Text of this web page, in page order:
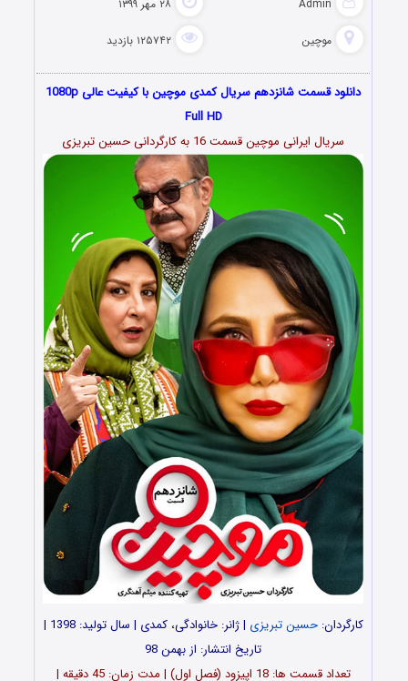
Admin ۲۸ مهر ۱۳۹۹
موچین ۱۲۵۷۴۲ بازدید
دانلود قسمت شانزدهم سریال کمدی موچین با کیفیت عالی 1080p
Full HD
سریال ایرانی موچین قسمت 16 به کارگردانی حسین تبریزی
کارگردان:حسین تبریزی
| ژانر: خانوادگی، کمدی | سال تولید: 1398 |
تاریخ انتشار: از بهمن 98
تعداد قسمت ها: 18 اپیزود (فصل اول) | مدت زمان: 45 دقیقه |